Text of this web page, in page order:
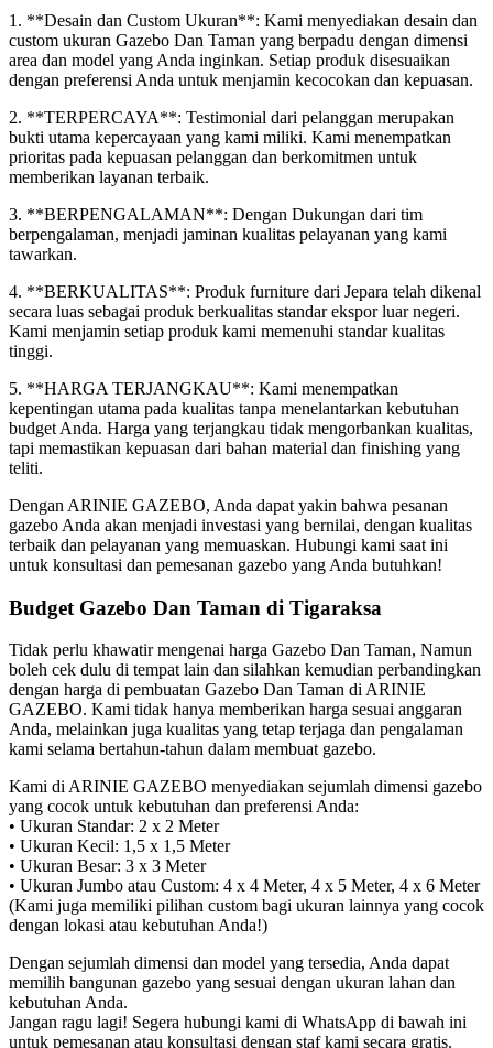
1. **Desain dan Custom Ukuran**: Kami menyediakan desain dan
custom ukuran Gazebo Dan Taman yang berpadu dengan dimensi
area dan model yang Anda inginkan. Setiap produk disesuaikan
dengan preferensi Anda untuk menjamin kecocokan dan kepuasan.
2. **TERPERCAYA**: Testimonial dari pelanggan merupakan
bukti utama kepercayaan yang kami miliki. Kami menempatkan
prioritas pada kepuasan pelanggan dan berkomitmen untuk
memberikan layanan terbaik.
3. **BERPENGALAMAN**: Dengan Dukungan dari tim
berpengalaman, menjadi jaminan kualitas pelayanan yang kami
tawarkan.
4. **BERKUALITAS**: Produk furniture dari Jepara telah dikenal
secara luas sebagai produk berkualitas standar ekspor luar negeri.
Kami menjamin setiap produk kami memenuhi standar kualitas
tinggi.
5. **HARGA TERJANGKAU**: Kami menempatkan
kepentingan utama pada kualitas tanpa menelantarkan kebutuhan
budget Anda. Harga yang terjangkau tidak mengorbankan kualitas,
tapi memastikan kepuasan dari bahan material dan finishing yang
teliti.
Dengan ARINIE GAZEBO, Anda dapat yakin bahwa pesanan
gazebo Anda akan menjadi investasi yang bernilai, dengan kualitas
terbaik dan pelayanan yang memuaskan. Hubungi kami saat ini
untuk konsultasi dan pemesanan gazebo yang Anda butuhkan!
Budget Gazebo Dan Taman di Tigaraksa
Tidak perlu khawatir mengenai harga Gazebo Dan Taman, Namun
boleh cek dulu di tempat lain dan silahkan kemudian perbandingkan
dengan harga di pembuatan Gazebo Dan Taman di ARINIE
GAZEBO. Kami tidak hanya memberikan harga sesuai anggaran
Anda, melainkan juga kualitas yang tetap terjaga dan pengalaman
kami selama bertahun-tahun dalam membuat gazebo.
Kami di ARINIE GAZEBO menyediakan sejumlah dimensi gazebo
yang cocok untuk kebutuhan dan preferensi Anda:
• Ukuran Standar: 2 x 2 Meter
• Ukuran Kecil: 1,5 x 1,5 Meter
• Ukuran Besar: 3 x 3 Meter
• Ukuran Jumbo atau Custom: 4 x 4 Meter, 4 x 5 Meter, 4 x 6 Meter
(Kami juga memiliki pilihan custom bagi ukuran lainnya yang cocok
dengan lokasi atau kebutuhan Anda!)
Dengan sejumlah dimensi dan model yang tersedia, Anda dapat
memilih bangunan gazebo yang sesuai dengan ukuran lahan dan
kebutuhan Anda.
Jangan ragu lagi! Segera hubungi kami di WhatsApp di bawah ini
untuk pemesanan atau konsultasi dengan staf kami secara gratis.